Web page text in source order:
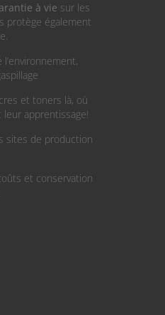
à vie sur les
protège également
et toners là, où
apprentissage!
sites de production
et conservation